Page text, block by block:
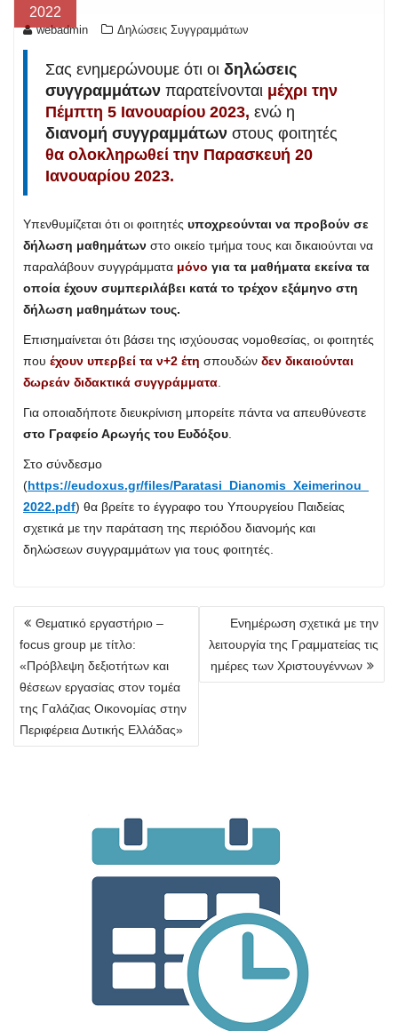
2022
webadmin Δηλώσεις Συγγραμμάτων
Σας ενημερώνουμε ότι οι δηλώσεις
συγγραμμάτων παρατείνονται μέχρι την
Πέμπτη 5 Ιανουαρίου 2023, ενώ η
διανομή συγγραμμάτων στους φοιτητές
θα ολοκληρωθεί την Παρασκευή 20
Ιανουαρίου 2023.
Υπενθυμίζεται ότι οι φοιτητές υποχρεούνται να προβούν σε
δήλωση μαθημάτων στο οικείο τμήμα τους και δικαιούνται να
παραλάβουν συγγράμματα μόνο για τα μαθήματα εκείνα τα
οποία έχουν συμπεριλάβει κατά το τρέχον εξάμηνο στη
δήλωση μαθημάτων τους.
Επισημαίνεται ότι βάσει της ισχύουσας νομοθεσίας, οι φοιτητές
που έχουν υπερβεί τα ν+2 έτη σπουδών δεν δικαιούνται
δωρεάν διδακτικά συγγράμματα
Για οποιαδήποτε διευκρίνιση μπορείτε πάντα να απευθύνεστε
στο Γραφείο Αρωγής του Ευδόξου
Στο σύνδεσμο
(https://eudoxus.gr/files/Paratasi_Dianomis_Xeimerinou_
2022.pdf) θα βρείτε το έγγραφο του Υπουργείου Παιδείας
σχετικά με την παράταση της περιόδου διανομής και
δηλώσεων συγγραμμάτων για τους φοιτητές.
Πλοήγηση
άρθρων
Θεματικό εργαστήριο –
focus group με τίτλο:
«Πρόβλεψη δεξιοτήτων και
θέσεων εργασίας στον τομέα
της Γαλάζιας Οικονομίας στην
Περιφέρεια Δυτικής Ελλάδας»
Ενημέρωση σχετικά με την
λειτουργία της Γραμματείας τις
ημέρες των Χριστουγέννων